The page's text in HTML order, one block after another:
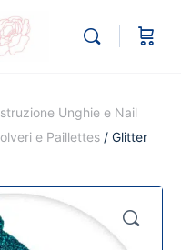
Unghie e Nail
e Paillettes / Glitter
🔍